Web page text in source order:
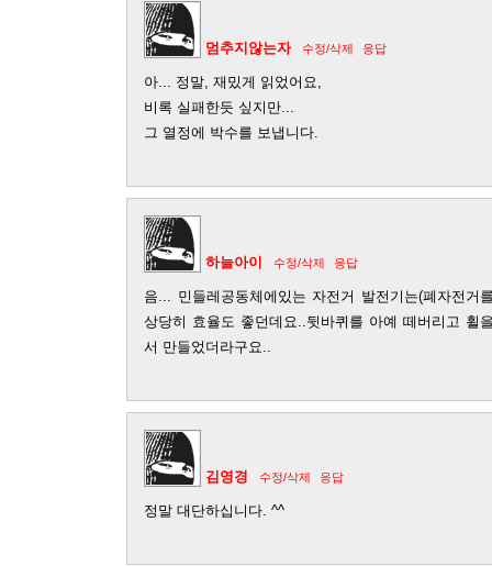
멈추지않는자 수정/삭제 응답
아... 정말, 재밌게 읽었어요,
비록 실패한듯 싶지만...
그 열정에 박수를 보냅니다.
하늘아이 수정/삭제 응답
음... 민들레공동체에있는 자전거 발전기는(폐자전거
상당히 효율도 좋던데요..뒷바퀴를 아예 떼버리고 휠
서 만들었더라구요..
김영경 수정/삭제 응답
정말 대단하십니다. ^^